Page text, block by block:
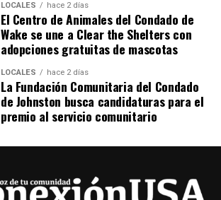
LOCALES hace 2 días
El Centro de Animales del Condado de
Wake se une a Clear the Shelters con
adopciones gratuitas de mascotas
LOCALES hace 2 días
La Fundación Comunitaria del Condado
de Johnston busca candidaturas para el
premio al servicio comunitario